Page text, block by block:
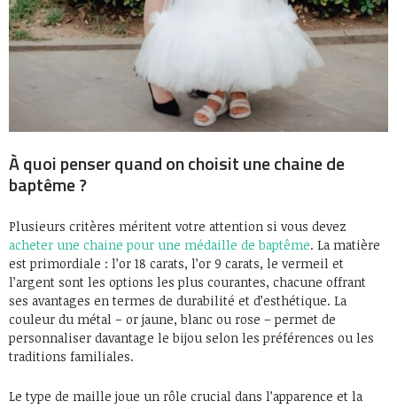
À quoi penser quand on choisit une chaine de
baptême ?
Plusieurs critères méritent votre attention si vous devez
acheter une chaine pour une médaille de baptême. La matière
est primordiale : l’or 18 carats, l’or 9 carats, le vermeil et
l’argent sont les options les plus courantes, chacune offrant
ses avantages en termes de durabilité et d’esthétique. La
couleur du métal – or jaune, blanc ou rose – permet de
personnaliser davantage le bijou selon les préférences ou les
traditions familiales.
Le type de maille joue un rôle crucial dans l’apparence et la